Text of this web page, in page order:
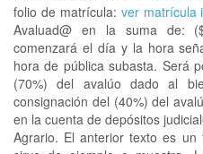
folio de matrícula: ver matrícula
Avaluad@ en la suma de:
comenzará el día y la hora
hora de pública subasta. Será
(70%) del avalúo dado al
consignación del (40%) del
en la cuenta de depósitos
Agrario. El anterior texto es